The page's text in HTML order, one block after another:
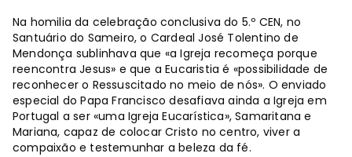
Na homilia da celebração conclusiva do 5.º CEN, no
Santuário do Sameiro, o Cardeal José Tolentino de
Mendonça sublinhava que «a Igreja recomeça porque
reencontra Jesus» e que a Eucaristia é «possibilidade de
reconhecer o Ressuscitado no meio de nós». O enviado
especial do Papa Francisco desafiava ainda a Igreja em
Portugal a ser «uma Igreja Eucarística», Samaritana e
Mariana, capaz de colocar Cristo no centro, viver a
compaixão e testemunhar a beleza da fé.